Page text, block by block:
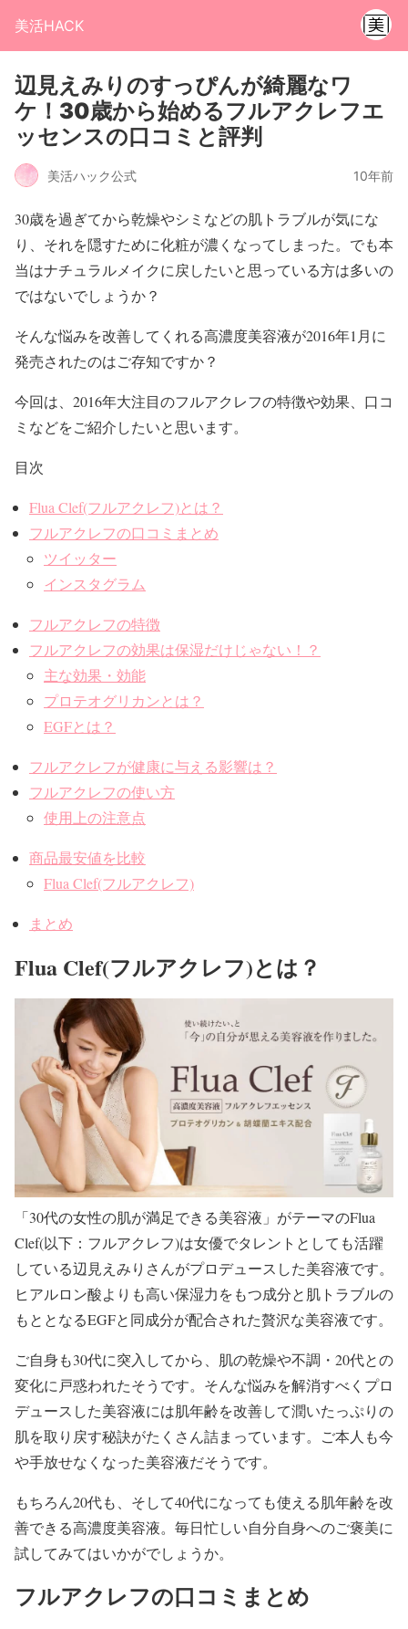
美活HACK
辺見えみりのすっぴんが綺麗なワ
ケ！30歳から始めるフルアクレフエ
ッセンスの口コミと評判
美活ハック公式 10年前
30歳を過ぎてから乾燥やシミなどの肌トラブルが気にな
り、それを隠すために化粧が濃くなってしまった。でも本
当はナチュラルメイクに戻したいと思っている方は多いの
ではないでしょうか？
そんな悩みを改善してくれる高濃度美容液が2016年1月に
発売されたのはご存知ですか？
今回は、2016年大注目のフルアクレフの特徴や効果、口コ
ミなどをご紹介したいと思います。
目次
Flua Clef(フルアクレフ)とは？
フルアクレフの口コミまとめ
ツイッター
インスタグラム
フルアクレフの特徴
フルアクレフの効果は保湿だけじゃない！？
主な効果・効能
プロテオグリカンとは？
EGFとは？
フルアクレフが健康に与える影響は？
フルアクレフの使い方
使用上の注意点
商品最安値を比較
Flua Clef(フルアクレフ)
まとめ
Flua Clef(フルアクレフ)とは？
「30代の女性の肌が満足できる美容液」がテーマのFlua
Clef(以下：フルアクレフ)は女優でタレントとしても活躍
している辺見えみりさんがプロデュースした美容液です。
ヒアルロン酸よりも高い保湿力をもつ成分と肌トラブルの
もととなるEGFと同成分が配合された贅沢な美容液です。
ご自身も30代に突入してから、肌の乾燥や不調・20代との
変化に戸惑われたそうです。そんな悩みを解消すべくプロ
デュースした美容液には肌年齢を改善して潤いたっぷりの
肌を取り戻す秘訣がたくさん詰まっています。ご本人も今
や手放せなくなった美容液だそうです。
もちろん20代も、そして40代になっても使える肌年齢を改
善できる高濃度美容液。毎日忙しい自分自身へのご褒美に
試してみてはいかがでしょうか。
フルアクレフの口コミまとめ